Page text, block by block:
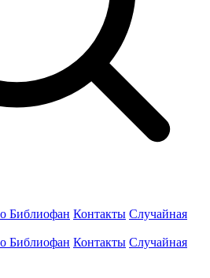
Библиофан Контакты Случайная
Библиофан Контакты Случайная